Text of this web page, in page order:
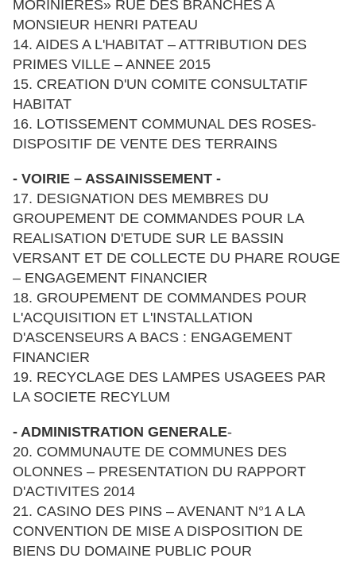
MORINIERES» RUE DES BRANCHES A
MONSIEUR HENRI PATEAU
14. AIDES A L'HABITAT – ATTRIBUTION DES
PRIMES VILLE – ANNEE 2015
15. CREATION D'UN COMITE CONSULTATIF
HABITAT
16. LOTISSEMENT COMMUNAL DES ROSES-
DISPOSITIF DE VENTE DES TERRAINS
- VOIRIE – ASSAINISSEMENT -
17. DESIGNATION DES MEMBRES DU
GROUPEMENT DE COMMANDES POUR LA
REALISATION D'ETUDE SUR LE BASSIN
VERSANT ET DE COLLECTE DU PHARE ROUGE
– ENGAGEMENT FINANCIER
18. GROUPEMENT DE COMMANDES POUR
L'ACQUISITION ET L'INSTALLATION
D'ASCENSEURS A BACS : ENGAGEMENT
FINANCIER
19. RECYCLAGE DES LAMPES USAGEES PAR
LA SOCIETE RECYLUM
- ADMINISTRATION GENERALE-
20. COMMUNAUTE DE COMMUNES DES
OLONNES – PRESENTATION DU RAPPORT
D'ACTIVITES 2014
21. CASINO DES PINS – AVENANT N°1 A LA
CONVENTION DE MISE A DISPOSITION DE
BIENS DU DOMAINE PUBLIC POUR